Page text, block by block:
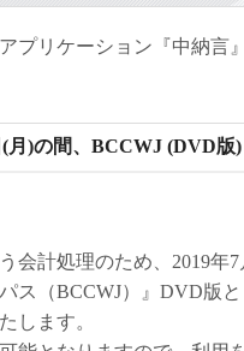
プリケーション『中納言
(月)の間、BCCWJ (DVD
会計処理のため、2019年
ス（BCCWJ）』DVD版
します。